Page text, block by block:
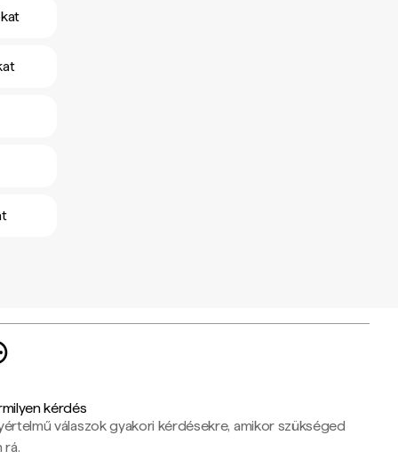
kérdés
válaszok gyakori kérdésekre, amikor szükséged
rá.